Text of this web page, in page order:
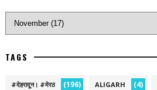
TAGS
#देहरादून। #मेरठ (196) ALIGARH (4)